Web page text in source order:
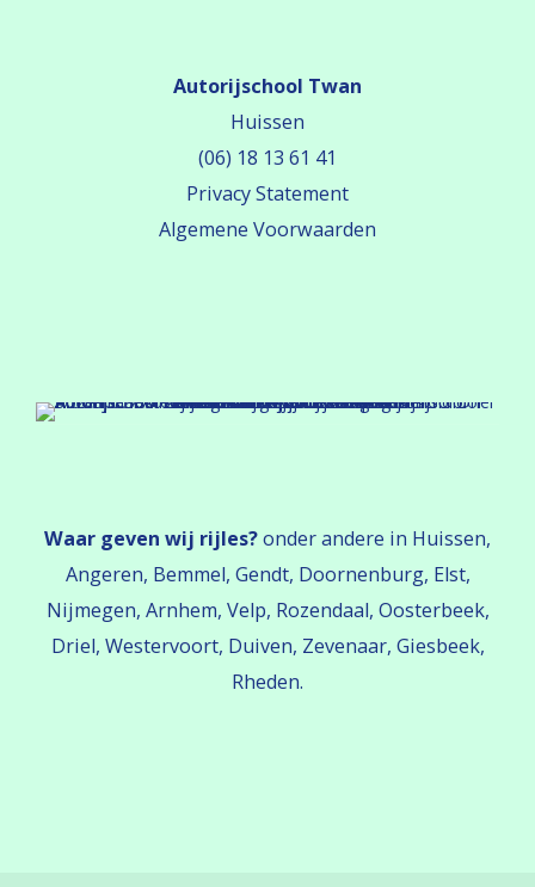
Autorijschool Twan
Huissen
(06) 18 13 61 41
Privacy Statement
Algemene Voorwaarden
Waar geven wij rijles?onder andere in Huissen,
Angeren, Bemmel, Gendt, Doornenburg, Elst,
Nijmegen, Arnhem, Velp, Rozendaal, Oosterbeek,
Driel, Westervoort, Duiven, Zevenaar, Giesbeek,
Rheden.